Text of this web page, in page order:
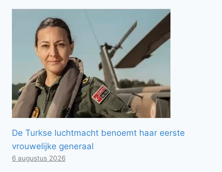
De Turkse luchtmacht benoemt haar eerste
vrouwelijke generaal
6 augustus 2026